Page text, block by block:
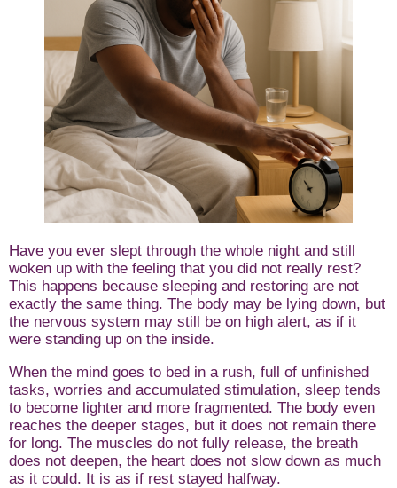
Have you ever slept through the whole night and still
woken up with the feeling that you did not really rest?
This happens because sleeping and restoring are not
exactly the same thing. The body may be lying down, but
the nervous system may still be on high alert, as if it
were standing up on the inside.
When the mind goes to bed in a rush, full of unfinished
tasks, worries and accumulated stimulation, sleep tends
to become lighter and more fragmented. The body even
reaches the deeper stages, but it does not remain there
for long. The muscles do not fully release, the breath
does not deepen, the heart does not slow down as much
as it could. It is as if rest stayed halfway.